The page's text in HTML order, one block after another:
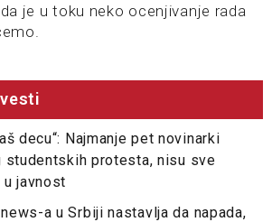
je u toku neko ocenjivanje rada
decu“: Najmanje pet novinarki
protesta, nisu sve
javnost
a u Srbiji nastavlja da napada,